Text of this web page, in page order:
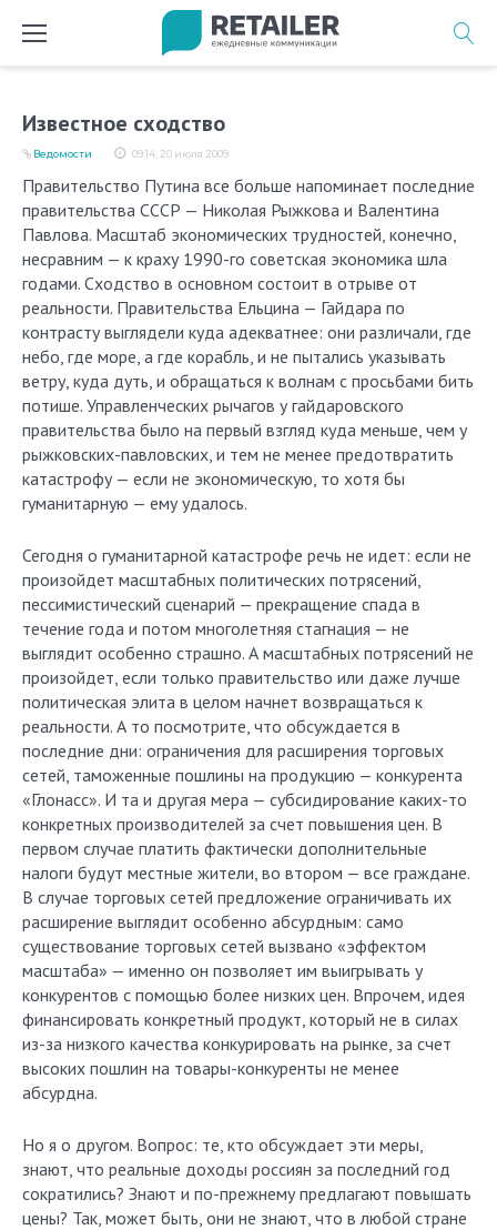
Известное сходство
09:14, 20 июля 2009
Ведомости
Правительство Путина все больше напоминает последние
правительства СССР — Николая Рыжкова и Валентина
Павлова. Масштаб экономических трудностей, конечно,
несравним — к краху 1990-го советская экономика шла
годами. Сходство в основном состоит в отрыве от
реальности. Правительства Ельцина — Гайдара по
контрасту выглядели куда адекватнее: они различали, где
небо, где море, а где корабль, и не пытались указывать
ветру, куда дуть, и обращаться к волнам с просьбами бить
потише. Управленческих рычагов у гайдаровского
правительства было на первый взгляд куда меньше, чем у
рыжковских-павловских, и тем не менее предотвратить
катастрофу — если не экономическую, то хотя бы
гуманитарную — ему удалось.
Сегодня о гуманитарной катастрофе речь не идет: если не
произойдет масштабных политических потрясений,
пессимистический сценарий — прекращение спада в
течение года и потом многолетняя стагнация — не
выглядит особенно страшно. А масштабных потрясений не
произойдет, если только правительство или даже лучше
политическая элита в целом начнет возвращаться к
реальности. А то посмотрите, что обсуждается в
последние дни: ограничения для расширения торговых
сетей, таможенные пошлины на продукцию — конкурента
«Глонасс». И та и другая мера — субсидирование каких-то
конкретных производителей за счет повышения цен. В
первом случае платить фактически дополнительные
налоги будут местные жители, во втором — все граждане.
В случае торговых сетей предложение ограничивать их
расширение выглядит особенно абсурдным: само
существование торговых сетей вызвано «эффектом
масштаба» — именно он позволяет им выигрывать у
конкурентов с помощью более низких цен. Впрочем, идея
финансировать конкретный продукт, который не в силах
из-за низкого качества конкурировать на рынке, за счет
высоких пошлин на товары-конкуренты не менее
абсурдна.
Но я о другом. Вопрос: те, кто обсуждает эти меры,
знают, что реальные доходы россиян за последний год
сократились? Знают и по-прежнему предлагают повышать
цены? Так, может быть, они не знают, что в любой стране